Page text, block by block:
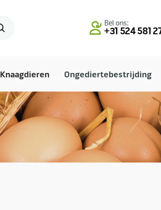
Bel ons:
+31 524 581
Knaagdieren Ongediertebestrijding